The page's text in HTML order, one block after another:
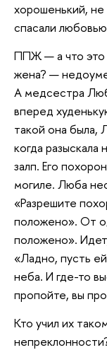
хорошенький,
спасали
ППЖ — а что это
жена? —
А медсестра
вперед
такой она была,
когда
залп. Его
могиле. Люба
«Разрешите
положено». От
положено».
«Ладно, пусть
неба. И где-то
пропойте, вы
Кто учил их